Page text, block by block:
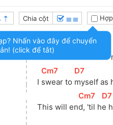
Chia cột ≣≣ Hợp
[
Cm7 ]
[
D7
I
[
Cm7
swear to
[D7
myself as
This will en
[
Cm7
d, 'til h
[D7
e
Nhấn vào đây để chuyển
(click để tắt)